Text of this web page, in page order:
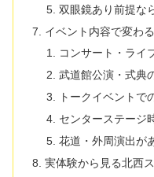
双眼鏡あり前提な
イベント内容で変わ
コンサート・ライ
武道館公演・式典
トークイベントで
センターステージ
花道・外周演出が
実体験から見る北西